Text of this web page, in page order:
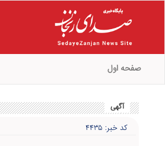
صفحه اول
آگهی
کد خبر: ۴۴۳۵